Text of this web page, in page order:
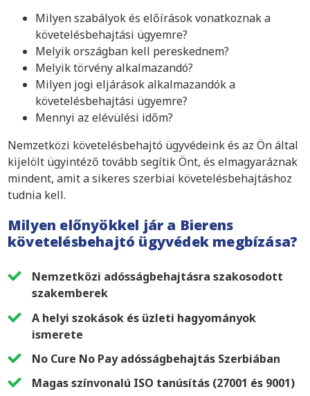
Milyen szabályok és előírások vonatkoznak a
követelésbehajtási ügyemre?
Melyik országban kell pereskednem?
Melyik törvény alkalmazandó?
Milyen jogi eljárások alkalmazandók a
követelésbehajtási ügyemre?
Mennyi az elévülési időm?
Nemzetközi követelésbehajtó ügyvédeink és az Ön által
kijelölt ügyintéző tovább segítik Önt, és elmagyaráznak
mindent, amit a sikeres szerbiai követelésbehajtáshoz
tudnia kell.
Milyen előnyökkel jár a Bierens
követelésbehajtó ügyvédek megbízása?
Nemzetközi adósságbehajtásra szakosodott
szakemberek
A helyi szokások és üzleti hagyományok
ismerete
No Cure No Pay adósságbehajtás Szerbiában
Magas színvonalú ISO tanúsítás (27001 és 9001)